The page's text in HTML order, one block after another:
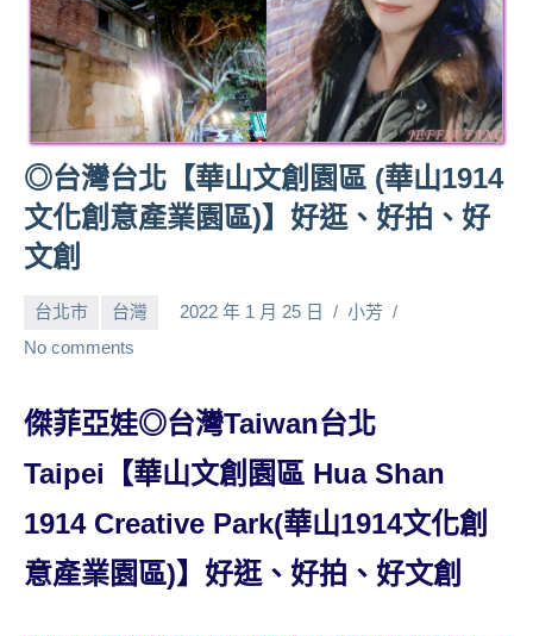
題
旅
遊、
路、
旅
遊
節
來
賓、
金
探
號
目
班
底、
◎台灣台北【華山文創園區 (華山1914
文化創意產業園區)】好逛、好拍、好
文創
台北市 台灣 2022 年 1 月 25 日
小芳
No comments
傑菲亞娃◎台灣Taiwan台北
Taipei【華山文創園區 Hua Shan
1914 Creative Park(華山1914文化創
意產業園區)】好逛、好拍、好文創